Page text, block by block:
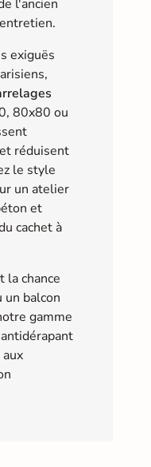
l'ancien
exiguës
80x80 ou
réduisent
le style
un atelier
et
cachet à
la chance
un balcon
gamme
antidérapant